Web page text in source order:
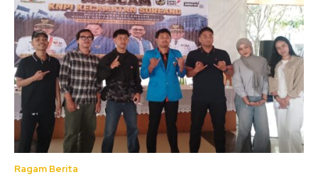
Ragam Berita